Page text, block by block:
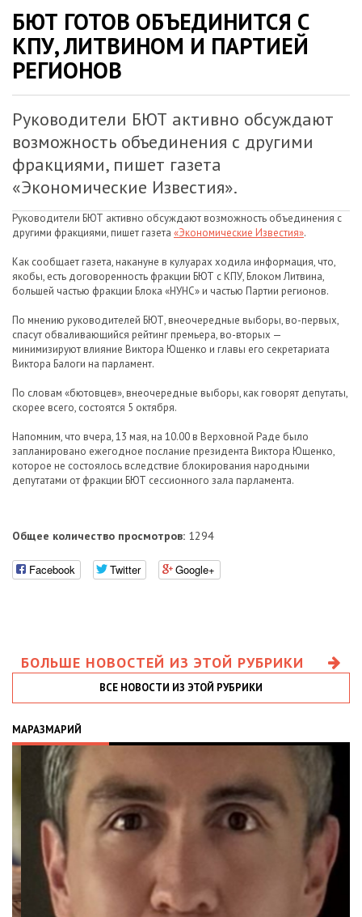
БЮТ ГОТОВ ОБЪЕДИНИТСЯ С
КПУ, ЛИТВИНОМ И ПАРТИЕЙ
РЕГИОНОВ
Руководители БЮТ активно обсуждают
возможность объединения с другими
фракциями, пишет газета
«Экономические Известия».
Руководители БЮТ активно обсуждают возможность объединения с
другими фракциями, пишет газета «Экономические Известия».
Как сообщает газета, накануне в кулуарах ходила информация, что,
якобы, есть договоренность фракции БЮТ с КПУ, Блоком Литвина,
большей частью фракции Блока «НУНС» и частью Партии регионов.
По мнению руководителей БЮТ, внеочередные выборы, во-первых,
спасут обваливающийся рейтинг премьера, во-вторых —
минимизируют влияние Виктора Ющенко и главы его секретариата
Виктора Балоги на парламент.
По словам «бютовцев», внеочередные выборы, как говорят депутаты,
скорее всего, состоятся 5 октября.
Напомним, что вчера, 13 мая, на 10.00 в Верховной Раде было
запланировано ежегодное послание президента Виктора Ющенко,
которое не состоялось вследствие блокирования народными
депутатами от фракции БЮТ сессионного зала парламента.
Общее количество просмотров: 1294
Facebook Twitter Google+
БОЛЬШЕ НОВОСТЕЙ ИЗ ЭТОЙ РУБРИКИ
ВСЕ НОВОСТИ ИЗ ЭТОЙ РУБРИКИ
МАРАЗМАРИЙ